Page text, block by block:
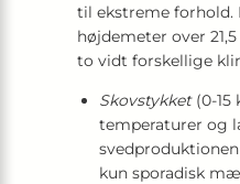
til ekstreme forhold.
højdemeter over
to vidt forskellige
Skovstykket(0-15
temperaturer og
kun sporadisk